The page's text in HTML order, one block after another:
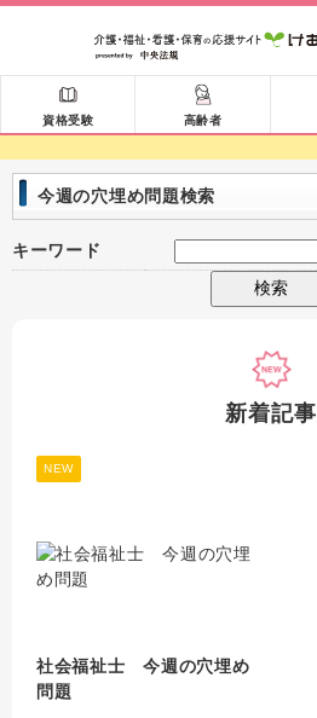
資格受験 高齢者
今週の穴埋め問題検索
キーワード
新着記事
NEW
社会福祉士 今週の穴埋め
問題